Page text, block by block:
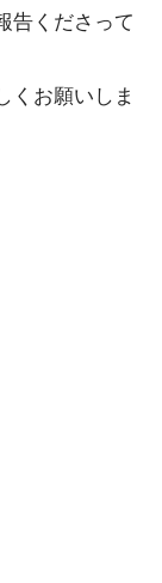
告くださって
くお願いしま